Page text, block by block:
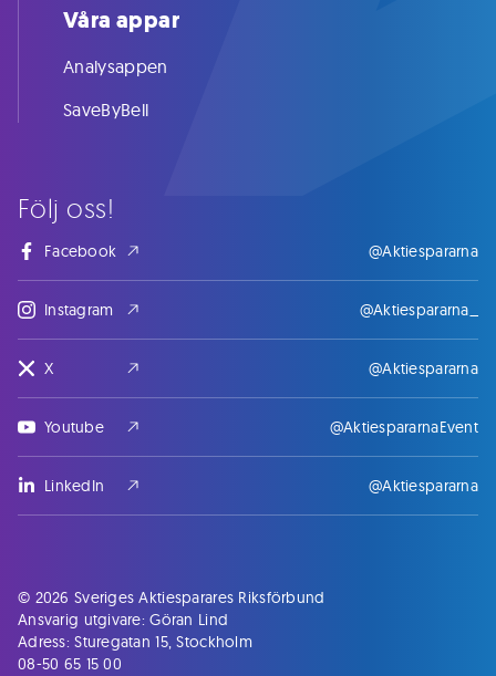
Följ oss!
Facebook @Aktiespararna
Instagram @Aktiespararna_
X @Aktiespararna
Youtube @AktiespararnaEvent
LinkedIn @Aktiespararna
Våra appar
Analysappen
SaveByBell
© 2026 Sveriges Aktiesparares Riksförbund
Ansvarig utgivare: Göran Lind
Adress: Sturegatan 15, Stockholm
08-50 65 15 00